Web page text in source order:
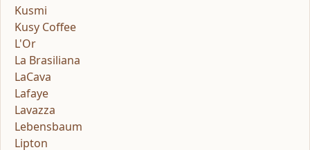
Kusmi
Kusy Coffee
L'Or
La Brasiliana
LaCava
Lafaye
Lavazza
Lebensbaum
Lipton